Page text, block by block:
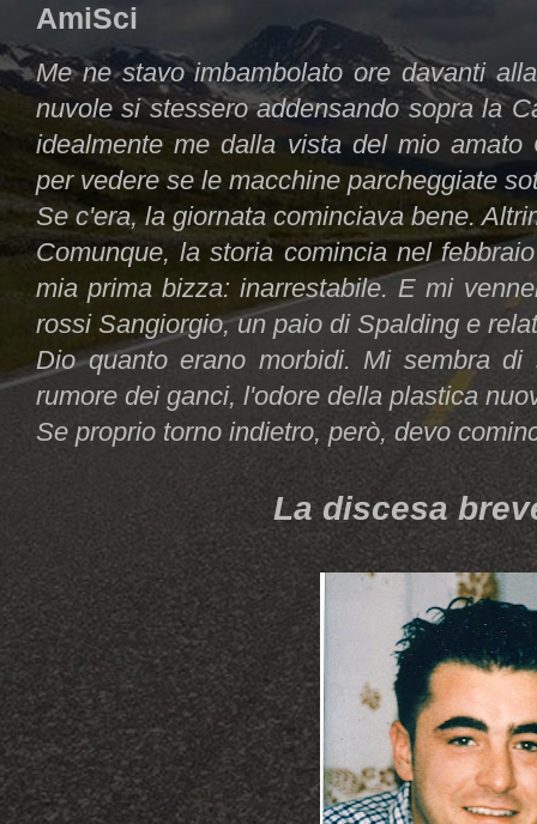
AmiSci
Me ne stavo imbambolato ore davanti
nuvole si stessero addensando sopra la
idealmente me dalla vista del mio
per vedere se le macchine parcheggiate
Se c'era, la giornata cominciava bene.
Comunque, la storia comincia nel
mia prima bizza: inarrestabile. E mi
rossi Sangiorgio, un paio di Spalding e
Dio quanto erano morbidi. Mi sembra
rumore dei ganci, l'odore della plastica
Se proprio torno indietro, però, devo
La discesa